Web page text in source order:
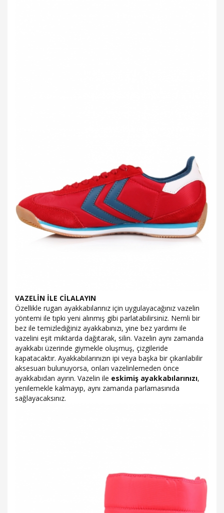
VAZELİN İLE CİLALAYIN
Özellikle rugan ayakkabılarınız için uygulayacağınız vazelin
yöntemi ile tıpkı yeni alınmış gibi parlatabilirsiniz. Nemli bir
bez ile temizlediğiniz ayakkabınızı, yine bez yardımı ile
vazelini eşit miktarda dağıtarak, silin. Vazelin aynı zamanda
ayakkabı üzerinde giymekle oluşmuş, çizgileride
kapatacaktır. Ayakkabılarınızın ipi veya başka bir çıkarılabilir
aksesuarı bulunuyorsa, onları vazelinlemeden önce
ayakkabıdan ayırın. Vazelin ile eskimiş ayakkabılarınızı,
yenilemekle kalmayıp, aynı zamanda parlamasınıda
sağlayacaksınız.